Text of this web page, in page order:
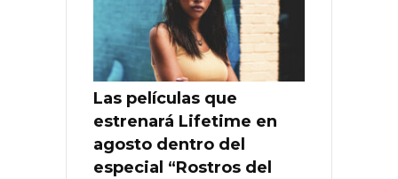
Las películas que
estrenará Lifetime en
agosto dentro del
especial “Rostros del